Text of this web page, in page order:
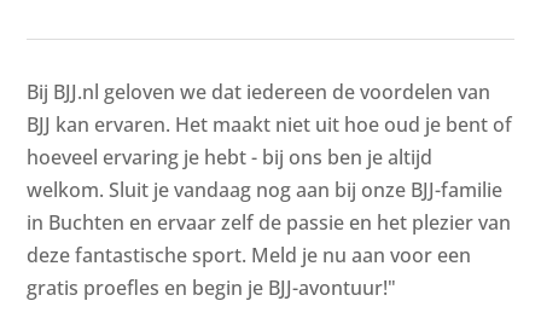
Bij BJJ.nl geloven we dat iedereen de voordelen van
BJJ kan ervaren. Het maakt niet uit hoe oud je bent of
hoeveel ervaring je hebt - bij ons ben je altijd
welkom. Sluit je vandaag nog aan bij onze BJJ-familie
in Buchten en ervaar zelf de passie en het plezier van
deze fantastische sport. Meld je nu aan voor een
gratis proefles en begin je BJJ-avontuur!"